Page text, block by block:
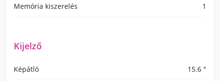
Memória kiszerelés 1
Kijelző
Képátló 15.6 "